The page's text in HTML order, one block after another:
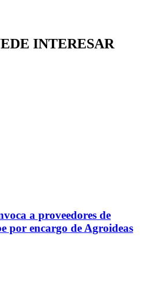
INTERESAR
a proveedores de
por encargo de Agroideas